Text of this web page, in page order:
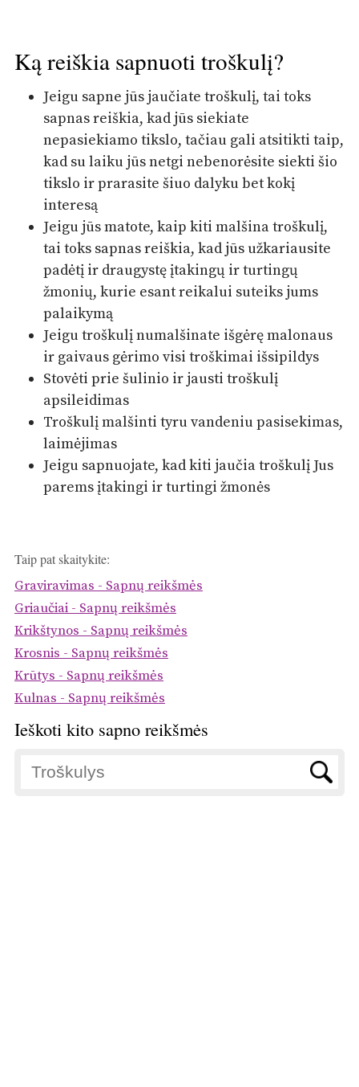
Ką reiškia sapnuoti troškulį?
Jeigu sapne jūs jaučiate troškulį, tai toks
sapnas reiškia, kad jūs siekiate
nepasiekiamo tikslo, tačiau gali atsitikti taip,
kad su laiku jūs netgi nebenorėsite siekti šio
tikslo ir prarasite šiuo dalyku bet kokį
interesą
Jeigu jūs matote, kaip kiti malšina troškulį,
tai toks sapnas reiškia, kad jūs užkariausite
padėtį ir draugystę įtakingų ir turtingų
žmonių, kurie esant reikalui suteiks jums
palaikymą
Jeigu troškulį numalšinate išgėrę malonaus
ir gaivaus gėrimo visi troškimai išsipildys
Stovėti prie šulinio ir jausti troškulį
apsileidimas
Troškulį malšinti tyru vandeniu pasisekimas,
laimėjimas
Jeigu sapnuojate, kad kiti jaučia troškulį Jus
parems įtakingi ir turtingi žmonės
Taip pat skaitykite:
Graviravimas - Sapnų reikšmės
Griaučiai - Sapnų reikšmės
Krikštynos - Sapnų reikšmės
Krosnis - Sapnų reikšmės
Krūtys - Sapnų reikšmės
Kulnas - Sapnų reikšmės
Ieškoti kito sapno reikšmės